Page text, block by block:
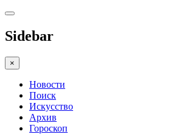
Sidebar
×
Новости
Поиск
Искусство
Архив
Гороскоп